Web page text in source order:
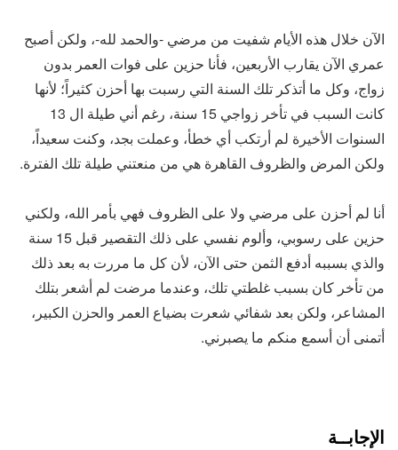
الآن خلال هذه الأيام شفيت من مرضي -والحمد لله-، ولكن أصبح
عمري الآن يقارب الأربعين، فأنا حزين على فوات العمر بدون
زواج، وكل ما أتذكر تلك السنة التي رسبت بها أحزن كثيراً؛ لأنها
كانت السبب في تأخر زواجي 15 سنة، رغم أني طيلة ال 13
السنوات الأخيرة لم أرتكب أي خطأ، وعملت بجد، وكنت سعيداً،
ولكن المرض والظروف القاهرة هي من منعتني طيلة تلك الفترة.
أنا لم أحزن على مرضي ولا على الظروف فهي بأمر الله، ولكني
حزين على رسوبي، وألوم نفسي على ذلك التقصير قبل 15 سنة
والذي بسببه أدفع الثمن حتى الآن، لأن كل ما مررت به بعد ذلك
من تأخر كان بسبب غلطتي تلك، وعندما مرضت لم أشعر بتلك
المشاعر، ولكن بعد شفائي شعرت بضياع العمر والحزن الكبير،
أتمنى أن أسمع منكم ما يصبرني.
الإجابــة